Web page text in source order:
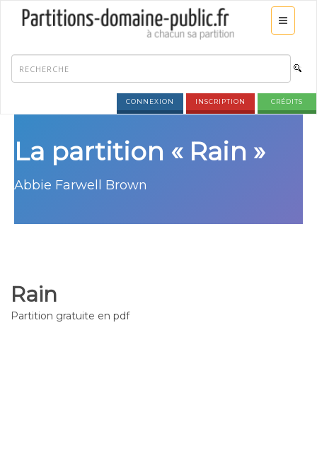
CONNEXION INSCRIPTION CRÉDITS
La partition « Rain »
Abbie Farwell Brown
Rain
Partition gratuite en pdf